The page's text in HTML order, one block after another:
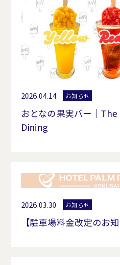
2026.04.14 お知らせ
おとなの果実バー｜
Dining
2026.03.30 お知らせ
【駐車場料金改定のお知